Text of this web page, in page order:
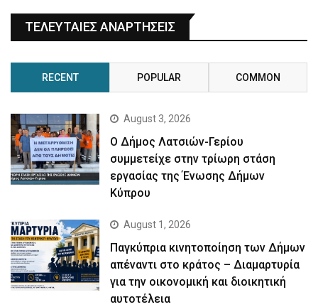
ΤΕΛΕΥΤΑΙΕΣ ΑΝΑΡΤΗΣΕΙΣ
RECENT POPULAR COMMON
August 3, 2026
Ο Δήμος Λατσιών-Γερίου
συμμετείχε στην τρίωρη στάση
εργασίας της Ένωσης Δήμων
Κύπρου
August 1, 2026
Παγκύπρια κινητοποίηση των Δήμων
απέναντι στο κράτος – Διαμαρτυρία
για την οικονομική και διοικητική
αυτοτέλεια